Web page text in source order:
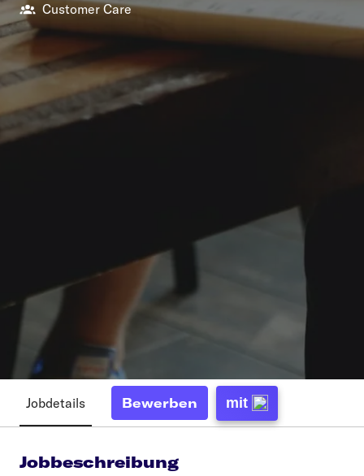
Customer Care
Jobdetails Bewerben mit
Jobbeschreibung